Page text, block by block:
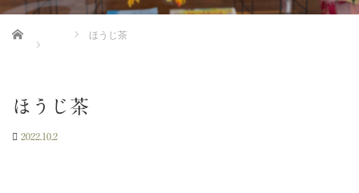
Home ほうじ茶
ほうじ茶
2022.10.2